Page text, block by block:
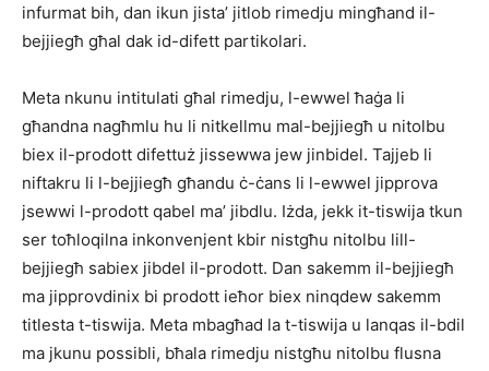
infurmat bih, dan ikun jista’ jitlob rimedju mingħand il-
bejjiegħ għal dak id-difett partikolari.
Meta nkunu intitulati għal rimedju, l-ewwel ħaġa li
għandna nagħmlu hu li nitkellmu mal-bejjiegħ u nitolbu
biex il-prodott difettuż jissewwa jew jinbidel. Tajjeb li
niftakru li l-bejjiegħ għandu ċ-ċans li l-ewwel jipprova
jsewwi l-prodott qabel ma’ jibdlu. Iżda, jekk it-tiswija tkun
ser toħloqilna inkonvenjent kbir nistgħu nitolbu lill-
bejjiegħ sabiex jibdel il-prodott. Dan sakemm il-bejjiegħ
ma jipprovdinix bi prodott ieħor biex ninqdew sakemm
titlesta t-tiswija. Meta mbagħad la t-tiswija u lanqas il-bdil
ma jkunu possibli, bħala rimedju nistgħu nitolbu flusna